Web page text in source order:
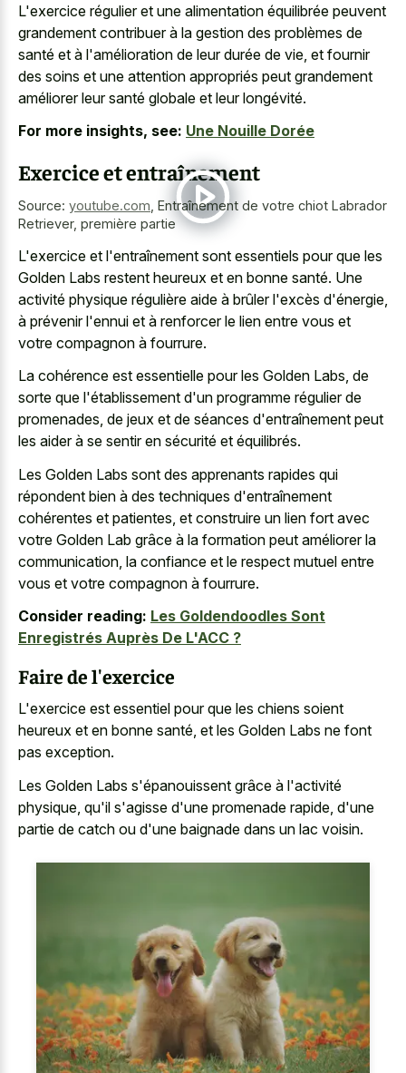
L'exercice régulier et une alimentation équilibrée peuvent
grandement contribuer à la gestion des problèmes de
santé et à l'amélioration de leur durée de vie, et fournir
des soins et une attention appropriés peut grandement
améliorer leur santé globale et leur longévité.
For more insights, see: Une Nouille Dorée
Exercice et entraînement
Source: youtube.com Entraînement de votre chiot Labrador
Retriever, première partie
L'exercice et l'entraînement sont essentiels pour que les
Golden Labs restent heureux et en bonne santé. Une
activité physique régulière aide à brûler l'excès d'énergie,
à prévenir l'ennui et à renforcer le lien entre vous et
votre compagnon à fourrure.
La cohérence est essentielle pour les Golden Labs, de
sorte que l'établissement d'un programme régulier de
promenades, de jeux et de séances d'entraînement peut
les aider à se sentir en sécurité et équilibrés.
Les Golden Labs sont des apprenants rapides qui
répondent bien à des techniques d'entraînement
cohérentes et patientes, et construire un lien fort avec
votre Golden Lab grâce à la formation peut améliorer la
communication, la confiance et le respect mutuel entre
vous et votre compagnon à fourrure.
Consider reading: Les Goldendoodles Sont
Enregistrés Auprès De L'ACC ?
Faire de l'exercice
L'exercice est essentiel pour que les chiens soient
heureux et en bonne santé, et les Golden Labs ne font
pas exception.
Les Golden Labs s'épanouissent grâce à l'activité
physique, qu'il s'agisse d'une promenade rapide, d'une
partie de catch ou d'une baignade dans un lac voisin.